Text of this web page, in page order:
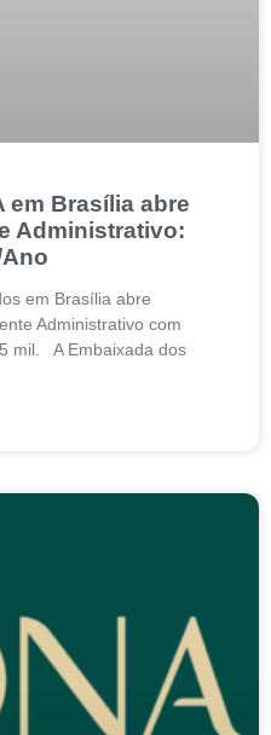
em Brasília abre
Administrativo:
em Brasília abre
Administrativo com
mil. A Embaixada dos